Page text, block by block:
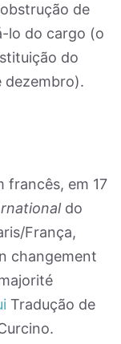
de
lo do cargo (o
do
dezembro).
francês, em 17
do
França,
changement
Tradução de